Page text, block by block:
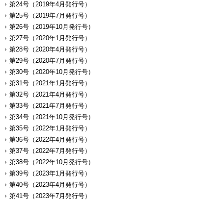
第24号（2019年4月発行号）
第25号（2019年7月発行号）
第26号（2019年10月発行号）
第27号（2020年1月発行号）
第28号（2020年4月発行号）
第29号（2020年7月発行号）
第30号（2020年10月発行号）
第31号（2021年1月発行号）
第32号（2021年4月発行号）
第33号（2021年7月発行号）
第34号（2021年10月発行号）
第35号（2022年1月発行号）
第36号（2022年4月発行号）
第37号（2022年7月発行号）
第38号（2022年10月発行号）
第39号（2023年1月発行号）
第40号（2023年4月発行号）
第41号（2023年7月発行号）